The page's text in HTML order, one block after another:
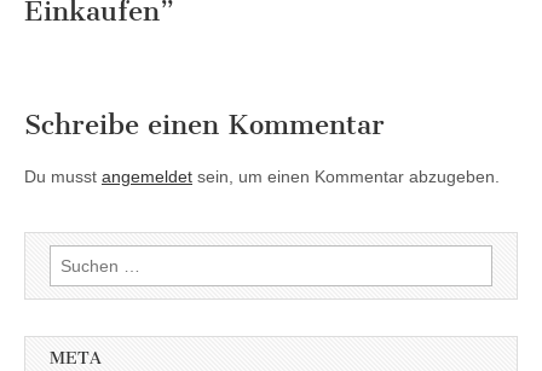
Einkaufen”
Schreibe einen Kommentar
Du musst angemeldet sein, um einen Kommentar abzugeben.
Suchen
nach:
META